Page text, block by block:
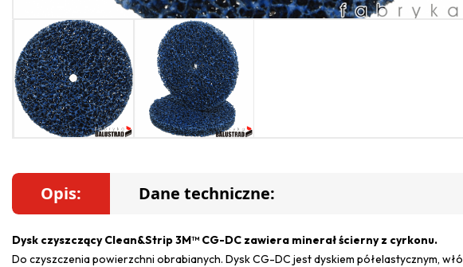
Opis: Dane techniczne:
Dysk czyszczący Clean&Strip 3M™ CG-DC zawiera minerał ścierny z cyrkonu.
Do czyszczenia powierzchni obrabianych. Dysk CG-DC jest dyskiem półelastycznym,